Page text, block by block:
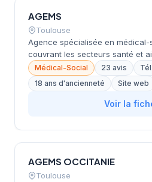
AGEMS
Toulouse
Agence spécialisée en médical-
couvrant les secteurs santé et
4.2/5.
Médical-Social 23 avis
18 ans d'ancienneté
Site web
Voir la
AGEMS OCCITANIE
Toulouse